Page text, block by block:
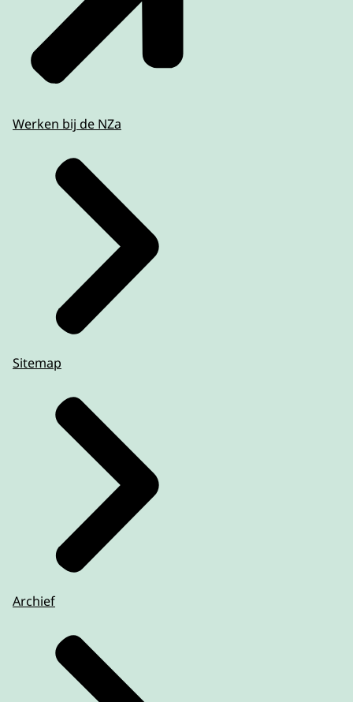
Werken bij de NZa
Sitemap
Archief